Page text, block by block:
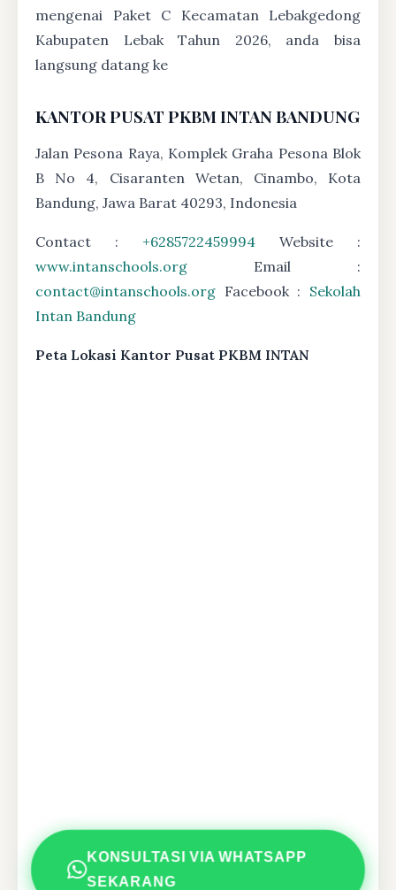
mengenai Paket C Kecamatan Lebakgedong
Kabupaten Lebak Tahun 2026, anda bisa
langsung datang ke
KANTOR PUSAT PKBM INTAN BANDUNG
Jalan Pesona Raya, Komplek Graha Pesona Blok
B No 4, Cisaranten Wetan, Cinambo, Kota
Bandung, Jawa Barat 40293, Indonesia
Contact : +6285722459994 Website :
www.intanschools.org Email :
contact@intanschools.org Facebook : Sekolah
Intan Bandung
Peta Lokasi Kantor Pusat PKBM INTAN
KONSULTASI VIA WHATSAPP
SEKARANG